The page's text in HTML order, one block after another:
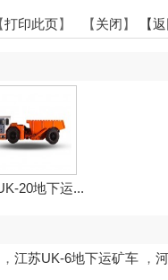
打印此页】 【关闭】 【
20地下运...
江苏UK-6地下运矿车，